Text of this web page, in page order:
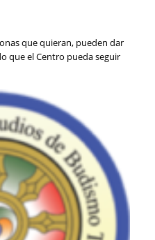
que quieran, pueden dar
que el Centro pueda seguir